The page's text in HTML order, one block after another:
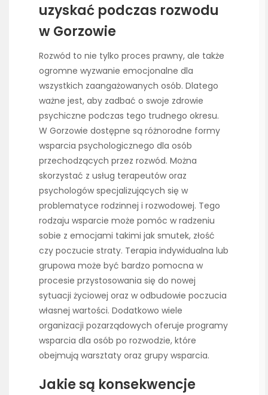
uzyskać podczas rozwodu
w Gorzowie
Rozwód to nie tylko proces prawny, ale także
ogromne wyzwanie emocjonalne dla
wszystkich zaangażowanych osób. Dlatego
ważne jest, aby zadbać o swoje zdrowie
psychiczne podczas tego trudnego okresu.
W Gorzowie dostępne są różnorodne formy
wsparcia psychologicznego dla osób
przechodzących przez rozwód. Można
skorzystać z usług terapeutów oraz
psychologów specjalizujących się w
problematyce rodzinnej i rozwodowej. Tego
rodzaju wsparcie może pomóc w radzeniu
sobie z emocjami takimi jak smutek, złość
czy poczucie straty. Terapia indywidualna lub
grupowa może być bardzo pomocna w
procesie przystosowania się do nowej
sytuacji życiowej oraz w odbudowie poczucia
własnej wartości. Dodatkowo wiele
organizacji pozarządowych oferuje programy
wsparcia dla osób po rozwodzie, które
obejmują warsztaty oraz grupy wsparcia.
Jakie są konsekwencje